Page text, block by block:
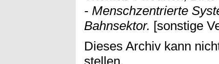
- Menschzentrierte
Bahnsektor. [sonstige
Dieses Archiv kann
stellen.